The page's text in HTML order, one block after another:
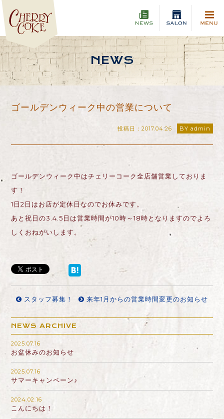
NEWS
ゴールデンウィーク中の営業について
投稿日：2017.04.26 BY admin
ゴールデンウィーク中はチェリーコーク全店舗営業しておりま
す！
1日2日はお店が定休日なのでお休みです。
あと祝日の3.4.5日は営業時間が10時～18時となりますのでよろ
しくおねがいします。
スタッフ募集！ 来年1月からの営業時間変更のお知らせ
NEWS ARCHIVE
2025.07.16
お盆休みのお知らせ
2025.07.16
サマーキャンペーン♪
2024.02.16
こんにちは！